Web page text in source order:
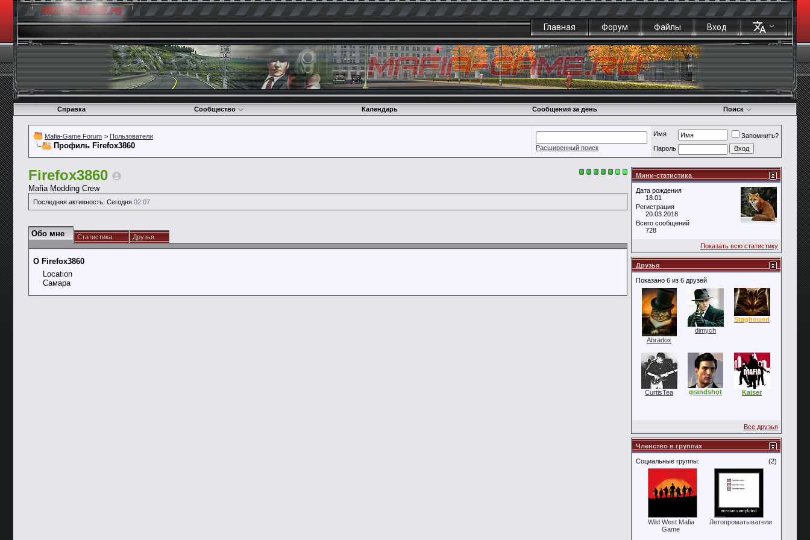
Главная Форум Файлы Вход
Справка Сообщество Календарь Сообщения за день Поиск
Mafia-Game Forum > Пользователи
Профиль Firefox3860 Расширенный поиск
Имя
Запомнить?
Пароль
Firefox3860
Mafia Modding Crew
Последняя активность: Сегодня 02:07
Обо мне Статистика Друзья
О Firefox3860
Location
Самара
Мини-статистика
Дата рождения
18.01
Регистрация
20.03.2018
Всего сообщений
728
Показать всю статистику
Друзья
Показано 6 из 6 друзей
Abradox
dimych
Staghound
CurtisTea grandshot Kaiser
Все друзья
Членство в группах
(2)
Социальные группы:
Wild West Mafia
Game
Летопроматыватели